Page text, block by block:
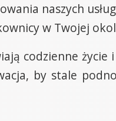
naszych
w Twojej
codzienne życie
by stale